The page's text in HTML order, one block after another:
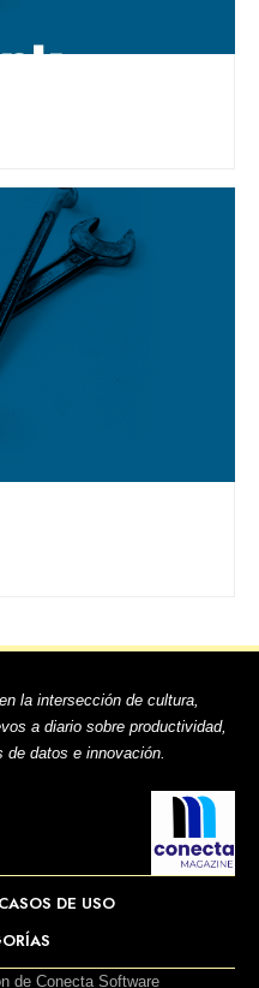
la intersección de cultura,
a diario sobre productividad,
datos e innovación.
CASOS DE USO
de Conecta Software